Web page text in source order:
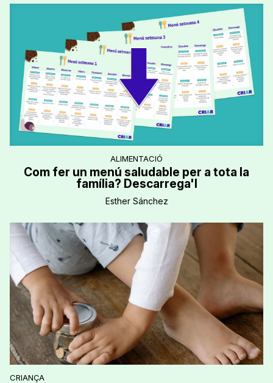
CRIANÇA
ALIMENTACIÓ
Com fer un menú saludable per a tota la
família? Descarrega'l
Esther Sánchez